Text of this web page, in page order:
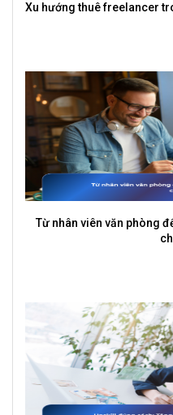
Freelancer là tự do thời
Gig Economy và